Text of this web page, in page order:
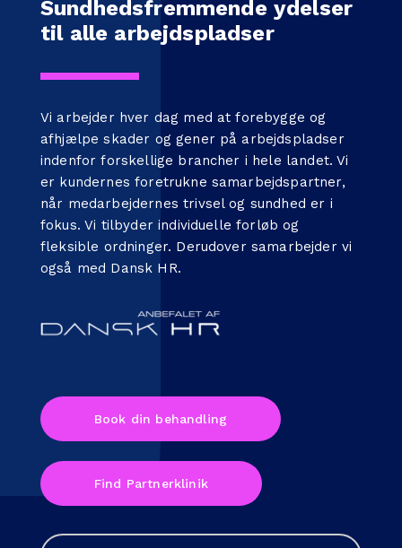
Sundhedsfremmende ydelser
til alle arbejdspladser
Vi arbejder hver dag med at forebygge og
afhjælpe skader og gener på arbejdspladser
indenfor forskellige brancher i hele landet. Vi
er kundernes foretrukne samarbejdspartner,
når medarbejdernes trivsel og sundhed er i
fokus. Vi tilbyder individuelle forløb og
fleksible ordninger. Derudover samarbejder vi
også med Dansk HR.
Book din behandling
Find Partnerklinik